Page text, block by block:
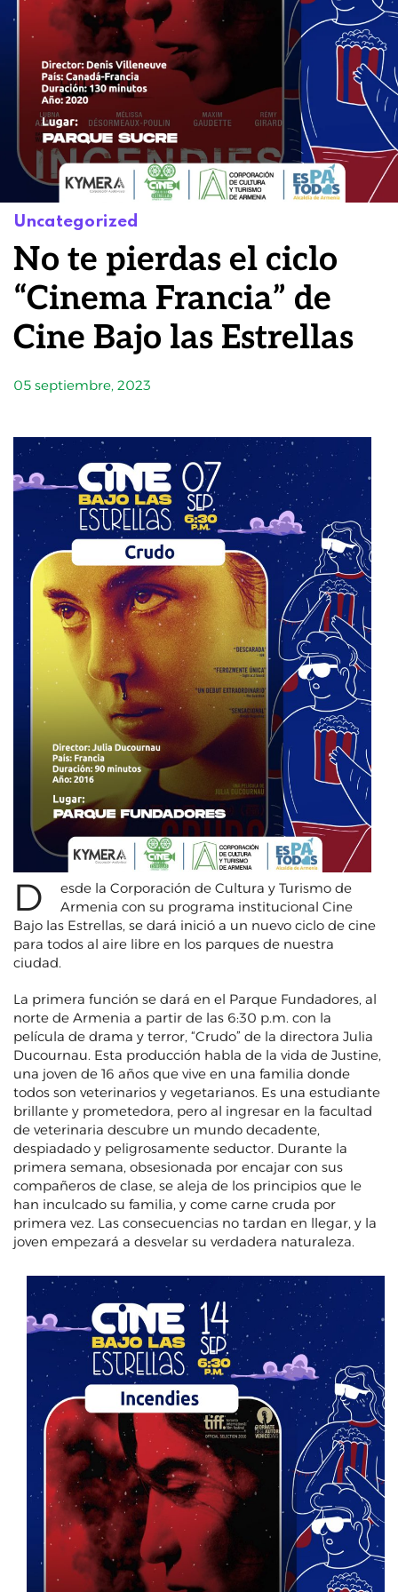
Uncategorized
No te pierdas el ciclo
“Cinema Francia” de
Cine Bajo las Estrellas
05 septiembre, 2023
D
esde la Corporación de Cultura y Turismo de
Armenia con su programa institucional Cine
Bajo las Estrellas, se dará inició a un nuevo ciclo de cine
para todos al aire libre en los parques de nuestra
ciudad.
La primera función se dará en el Parque Fundadores, al
norte de Armenia a partir de las 6:30 p.m. con la
película de drama y terror, “Crudo” de la directora Julia
Ducournau. Esta producción habla de la vida de Justine,
una joven de 16 años que vive en una familia donde
todos son veterinarios y vegetarianos. Es una estudiante
brillante y prometedora, pero al ingresar en la facultad
de veterinaria descubre un mundo decadente,
despiadado y peligrosamente seductor. Durante la
primera semana, obsesionada por encajar con sus
compañeros de clase, se aleja de los principios que le
han inculcado su familia, y come carne cruda por
primera vez. Las consecuencias no tardan en llegar, y la
joven empezará a desvelar su verdadera naturaleza.